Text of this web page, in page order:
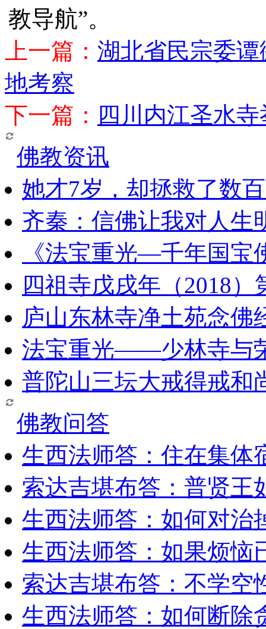
教导航”。
上一篇： 湖北省民宗委
地考察
下一篇： 四川内江圣水
佛教资讯
她才7岁，却拯救了数
齐秦：信佛让我对人生
《法宝重光—千年国宝
四祖寺戊戌年（2018
庐山东林寺净土苑念佛
法宝重光——少林寺与
普陀山三坛大戒得戒和
佛教问答
生西法师答：住在集体
索达吉堪布答：普贤王
生西法师答：如何对治
生西法师答：如果烦恼
索达吉堪布答：​不学空
生西法师答：如何断除